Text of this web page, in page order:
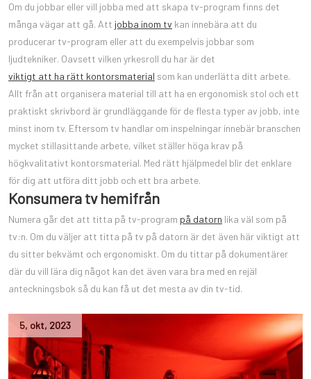
Om du jobbar eller vill jobba med att skapa tv-program finns det
många vägar att gå. Att jobba inom tv kan innebära att du
producerar tv-program eller att du exempelvis jobbar som
ljudtekniker. Oavsett vilken yrkesroll du har är det
viktigt att ha rätt kontorsmaterial som kan underlätta ditt arbete.
Allt från att organisera material till att ha en ergonomisk stol och ett
praktiskt skrivbord är grundläggande för de flesta typer av jobb, inte
minst inom tv. Eftersom tv handlar om inspelningar innebär branschen
mycket stillasittande arbete, vilket ställer höga krav på
högkvalitativt kontorsmaterial. Med rätt hjälpmedel blir det enklare
för dig att utföra ditt jobb och ett bra arbete.
Konsumera tv hemifrån
Numera går det att titta på tv-program på datorn lika väl som på
tv:n. Om du väljer att titta på tv på datorn är det även här viktigt att
du sitter bekvämt och ergonomiskt. Om du tittar på dokumentärer
där du vill lära dig något kan det även vara bra med en rejäl
anteckningsbok så du kan få ut det mesta av din tv-tid.
5, okt, 2023